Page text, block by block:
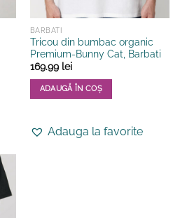
produsului.
BARBATI
Tricou din bumbac organic
Premium-Bunny Cat, Barbati
169.99 lei
ADAUGĂ ÎN COȘ
are Adauga la favorite